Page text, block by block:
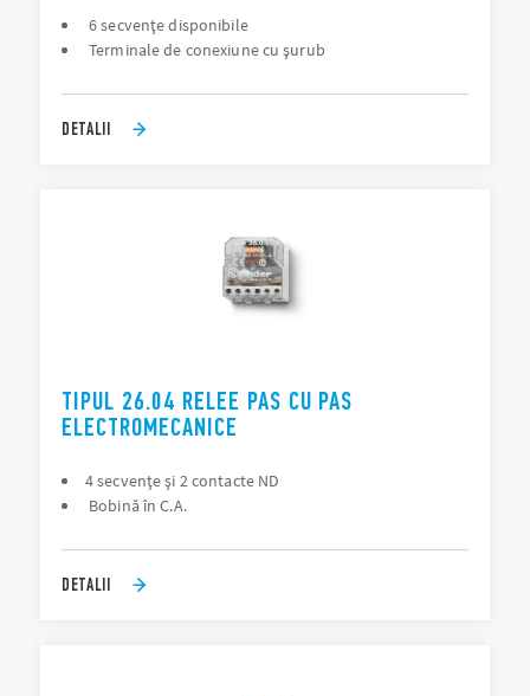
6 secvenţe disponibile
Terminale de conexiune cu şurub
DETALII
TIPUL 26.04 RELEE PAS CU PAS
ELECTROMECANICE
4 secvențe și 2 contacte ND
Bobină în C.A.
DETALII